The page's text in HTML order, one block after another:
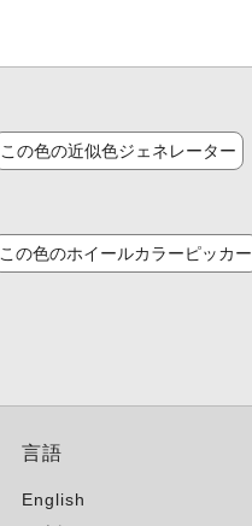
この色の近似色ジェネレーター
この色のホイールカラーピッカー
言語
English